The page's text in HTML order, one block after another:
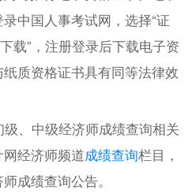
中国人事考试网，选择“证
载”，注册登录后下载电子资
质资格证书具有同等法律效
、中级经济师成绩查询相关
经济师频道成绩查询栏目，
成绩查询公告。